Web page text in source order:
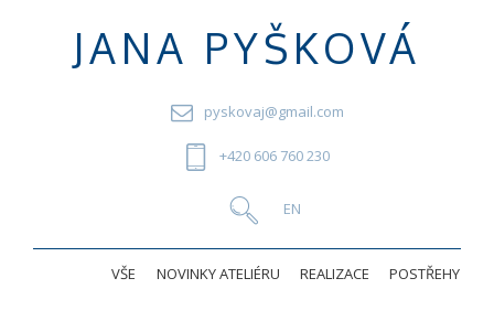
JANA PYŠKOVÁ
pyskovaj@gmail.com
+420 606 760 230
VŠE NOVINKY ATELIÉRU REALIZACE POSTŘEHY